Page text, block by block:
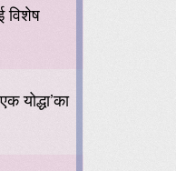
विशेष
योद्धा’का